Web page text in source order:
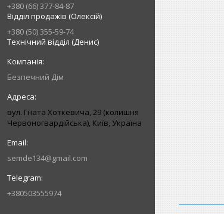
+380 (66) 377-84-87
Відділ продажів (Олексій)
+380 (50) 355-59-74
Технічний відділ (Денис)
Безпечний Дім
вул. Гната Хоткевича, 29 (колишня
Червоногвардійська), Київ, Україна
semde134@gmail.com
+380503555974